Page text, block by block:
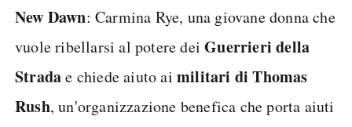
New Dawn: Carmina Rye, una giovane donna che
vuole ribellarsi al potere deiGuerrieri della
Stradae chiede aiuto aimilitari di Thomas
Rush, un'organizzazione benefica che porta aiuti